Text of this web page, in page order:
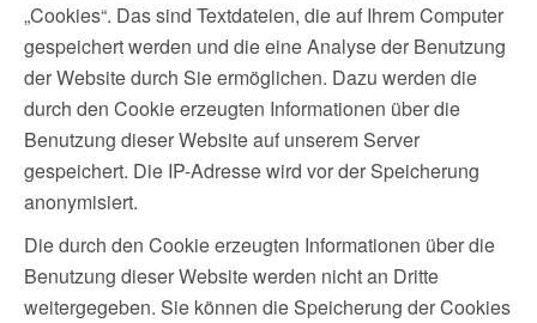
„Cookies“. Das sind Textdateien, die auf Ihrem Computer
gespeichert werden und die eine Analyse der Benutzung
der Website durch Sie ermöglichen. Dazu werden die
durch den Cookie erzeugten Informationen über die
Benutzung dieser Website auf unserem Server
gespeichert. Die IP-Adresse wird vor der Speicherung
anonymisiert.
Die durch den Cookie erzeugten Informationen über die
Benutzung dieser Website werden nicht an Dritte
weitergegeben. Sie können die Speicherung der Cookies